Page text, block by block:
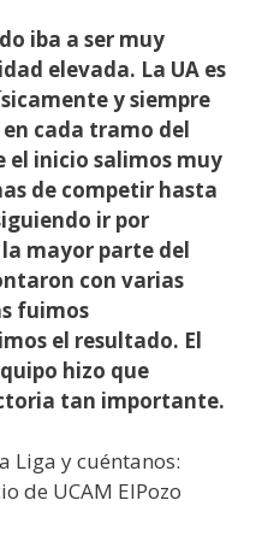
iba a ser muy
elevada. La UA es
y siempre
cada tramo del
el inicio salimos muy
de competir hasta
ir por
mayor parte del
con varias
fuimos
el resultado. El
hizo que
tan importante.
Liga y cuéntanos:
de UCAM ElPozo